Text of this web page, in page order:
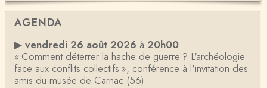
AGENDA
▶ vendredi 26 août 2026 à 20h00
« Comment déterrer la hache de guerre ? L'archéologie
face aux conflits collectifs », conférence à l'invitation des
amis du musée de Carnac (56)